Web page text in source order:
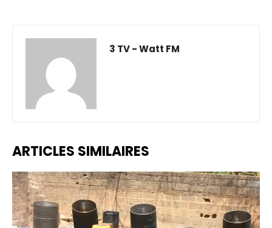
3 TV - Watt FM
ARTICLES SIMILAIRES